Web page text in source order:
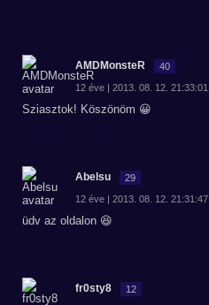
AMDMonsteR 40
12 éve | 2013. 08. 12. 21:33:01
Sziasztok! Köszönöm 😀
Abelsu 29
12 éve | 2013. 08. 12. 21:31:47
üdv az oldalon 😆
fr0sty8 12